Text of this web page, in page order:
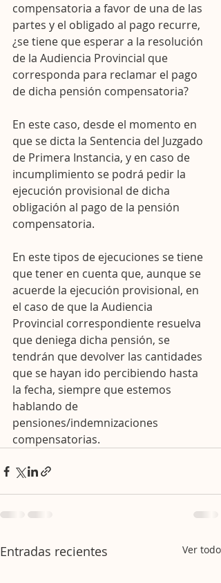
compensatoria a favor de una de las
partes y el obligado al pago recurre,
¿se tiene que esperar a la resolución
de la Audiencia Provincial que
corresponda para reclamar el pago
de dicha pensión compensatoria?
En este caso, desde el momento en
que se dicta la Sentencia del Juzgado
de Primera Instancia, y en caso de
incumplimiento se podrá pedir la
ejecución provisional de dicha
obligación al pago de la pensión
compensatoria.
En este tipos de ejecuciones se tiene
que tener en cuenta que, aunque se
acuerde la ejecución provisional, en
el caso de que la Audiencia
Provincial correspondiente resuelva
que deniega dicha pensión, se
tendrán que devolver las cantidades
que se hayan ido percibiendo hasta
la fecha, siempre que estemos
hablando de
pensiones/indemnizaciones
compensatorias.
Entradas recientes Ver todo